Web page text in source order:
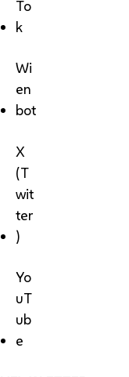
To
k
Wi
en
bot
X
(T
wit
ter
)
Yo
uT
ub
e